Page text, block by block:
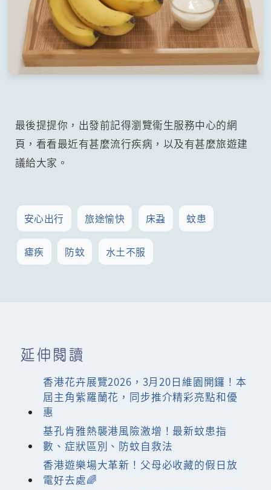
最後提提你，出發前記得瀏覽衞生服務中心的網
頁，看看最近有甚麼流行疾病，以及有甚麼旅遊建
議給大家。
安心出行 旅途愉快 床蝨 蚊患
瘧疾 防蚊 水土不服
延伸閱讀
香港花卉展覽2026，3月20日維園開鑼！本
屆主角紫羅蘭花，同步推介精彩亮點和優
惠
基孔肯雅熱襲港風險激增！最新蚊患指
數、症狀區別、防蚊自救法
香港遊樂場大革新！父母必收藏的假日放
電好去處🌈